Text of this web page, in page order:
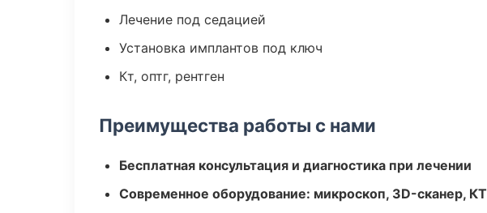
Лечение под седацией
Установка имплантов под ключ
Кт, оптг, рентген
Преимущества работы с нами
Бесплатная консультация и диагностика при лечении
Современное оборудование: микроскоп, 3D-сканер, КТ